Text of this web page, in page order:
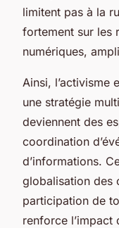
limitent pas à la
fortement sur les
numériques,
Ainsi, l’activisme
une stratégie
deviennent des
coordination
d’informations.
globalisation des
participation de
renforce l’impact